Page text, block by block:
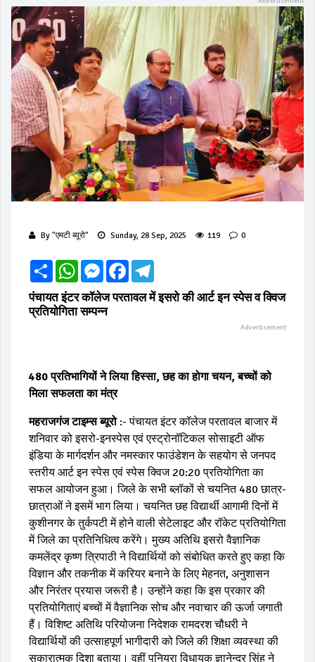
By "एमटी ब्यूरो" Sunday, 28 Sep, 2025 119 0
Share WhatsAppMessenger
Facebook
पंचायत इंटर कॉलेज परतावल में इसरो की आर्ट इन स्पेस व क्विज
प्रतियोगिता सम्पन्न
480 प्रतिभागियों ने लिया हिस्सा, छह का होगा चयन, बच्चों को
मिला सफलता का मंत्र
महराजगंज टाइम्स ब्यूरो:- पंचायत इंटर कॉलेज परतावल बाजार में
शनिवार को इसरो-इनस्पेस एवं एस्ट्रोनॉटिकल सोसाइटी ऑफ
इंडिया के मार्गदर्शन और नमस्कार फाउंडेशन के सहयोग से जनपद
स्तरीय आर्ट इन स्पेस एवं स्पेस क्विज 20:20 प्रतियोगिता का
सफल आयोजन हुआ। जिले के सभी ब्लॉकों से चयनित 480 छात्र-
छात्राओं ने इसमें भाग लिया। चयनित छह विद्यार्थी आगामी दिनों में
कुशीनगर के तुर्कपटी में होने वाली सेटेलाइट और रॉकेट प्रतियोगिता
में जिले का प्रतिनिधित्व करेंगे। मुख्य अतिथि इसरो वैज्ञानिक
कमलेंद्र कृष्ण त्रिपाठी ने विद्यार्थियों को संबोधित करते हुए कहा कि
विज्ञान और तकनीक में करियर बनाने के लिए मेहनत, अनुशासन
और निरंतर प्रयास जरूरी है। उन्होंने कहा कि इस प्रकार की
प्रतियोगिताएं बच्चों में वैज्ञानिक सोच और नवाचार की ऊर्जा जगाती
हैं। विशिष्ट अतिथि परियोजना निदेशक रामदरश चौधरी ने
विद्यार्थियों की उत्साहपूर्ण भागीदारी को जिले की शिक्षा व्यवस्था की
सकारात्मक दिशा बताया। वहीं पनियरा विधायक ज्ञानेन्द्र सिंह ने